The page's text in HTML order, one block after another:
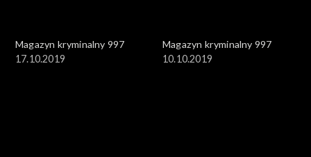
Magazyn kryminalny 997
17.10.2019
Magazyn kryminalny 997
10.10.2019